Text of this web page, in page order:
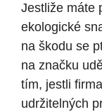
Jestliže máte
ekologické
na škodu se
na značku
tím, jestli
udržitelných